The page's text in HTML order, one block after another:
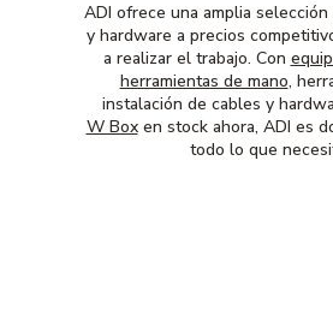
ADI ofrece una amplia
y hardware a precios
a realizar el trabajo. Con
herramientas de mano,
instalación de cables y
W Boxen stock ahora, ADI es
todo lo que